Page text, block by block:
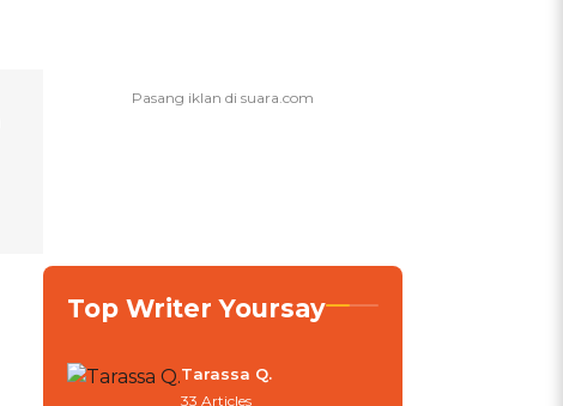
Top Writer Yoursay
Tarassa Q.
33 Articles